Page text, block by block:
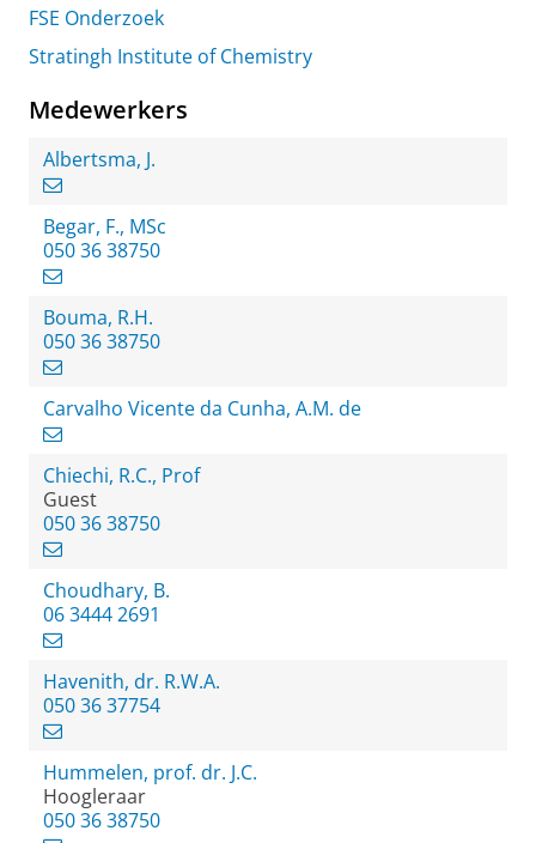
FSE Onderzoek
Stratingh Institute of Chemistry
Medewerkers
Albertsma, J.
Begar, F., MSc
050 36 38750
Bouma, R.H.
050 36 38750
Carvalho Vicente da Cunha, A.M. de
Chiechi, R.C., Prof
Guest
050 36 38750
Choudhary, B.
06 3444 2691
Havenith, dr. R.W.A.
050 36 37754
Hummelen, prof. dr. J.C.
Hoogleraar
050 36 38750